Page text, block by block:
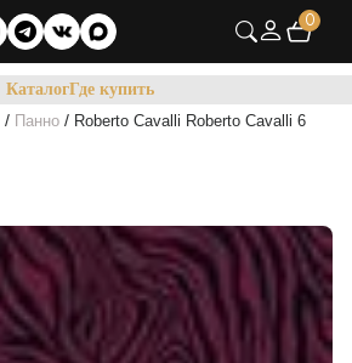
0
КаталогГде купить
/ Панно / Roberto Cavalli Roberto Cavalli 6